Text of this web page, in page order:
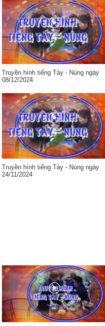
Truyền hình tiếng Tày - Nùng ngày
08/12/2024
Truyền hình tiếng Tày - Nùng ngày
24/11/2024